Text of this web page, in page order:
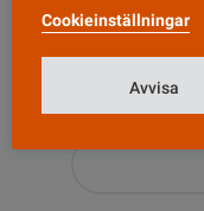
Cookieinställningar
Avvisa